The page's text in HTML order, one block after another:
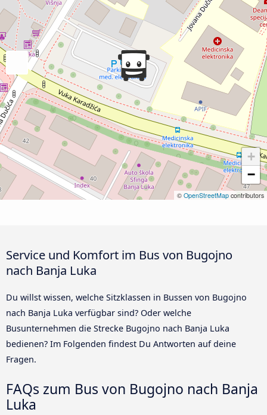
+
−
© OpenStreetMap contributors
Service und Komfort im Bus von Bugojno
nach Banja Luka
Du willst wissen, welche Sitzklassen in Bussen von Bugojno
nach Banja Luka verfügbar sind? Oder welche
Busunternehmen die Strecke Bugojno nach Banja Luka
bedienen? Im Folgenden findest Du Antworten auf deine
Fragen.
FAQs zum Bus von Bugojno nach Banja
Luka